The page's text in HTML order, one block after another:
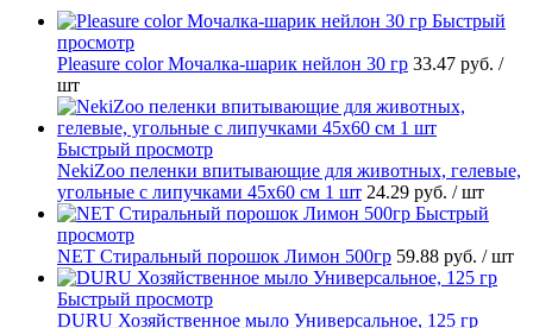
Быстрый
просмотр
Pleasure сolor Мочалка-шарик нейлон 30 гр 33.47 руб. /
шт
Быстрый просмотр
NekiZoo пеленки впитывающие для животных, гелевые,
угольные с липучками 45х60 см 1 шт 24.29 руб. / шт
Быстрый
просмотр
NET Стиральный порошок Лимон 500гр 59.88 руб. / шт
Быстрый просмотр
DURU Хозяйственное мыло Универсальное, 125 гр